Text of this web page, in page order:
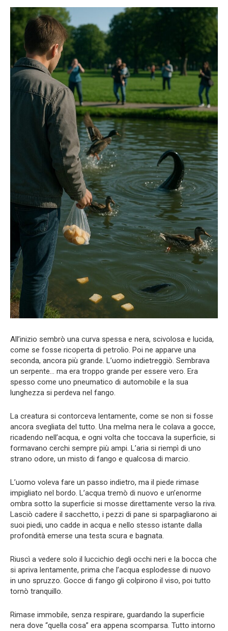
All’inizio sembrò una curva spessa e nera, scivolosa e lucida,
come se fosse ricoperta di petrolio. Poi ne apparve una
seconda, ancora più grande. L’uomo indietreggiò. Sembrava
un serpente… ma era troppo grande per essere vero. Era
spesso come uno pneumatico di automobile e la sua
lunghezza si perdeva nel fango.
La creatura si contorceva lentamente, come se non si fosse
ancora svegliata del tutto. Una melma nera le colava a gocce,
ricadendo nell’acqua, e ogni volta che toccava la superficie, si
formavano cerchi sempre più ampi. L’aria si riempì di uno
strano odore, un misto di fango e qualcosa di marcio.
L’uomo voleva fare un passo indietro, ma il piede rimase
impigliato nel bordo. L’acqua tremò di nuovo e un’enorme
ombra sotto la superficie si mosse direttamente verso la riva.
Lasciò cadere il sacchetto, i pezzi di pane si sparpagliarono ai
suoi piedi, uno cadde in acqua e nello stesso istante dalla
profondità emerse una testa scura e bagnata.
Riuscì a vedere solo il luccichio degli occhi neri e la bocca che
si apriva lentamente, prima che l’acqua esplodesse di nuovo
in uno spruzzo. Gocce di fango gli colpirono il viso, poi tutto
tornò tranquillo.
Rimase immobile, senza respirare, guardando la superficie
nera dove “quella cosa” era appena scomparsa. Tutto intorno